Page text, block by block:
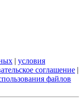
| условия
соглашение |
файлов